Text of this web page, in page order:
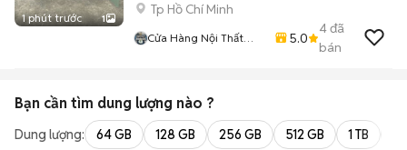
1 phút trước 1
Tp Hồ Chí Minh
Cửa Hàng Nội Thất
5.0
4đã
bán
Bạn cần tìm dung lượng nào ?
Dung lượng: 64 GB 128 GB 256 GB 512 GB 1 TB